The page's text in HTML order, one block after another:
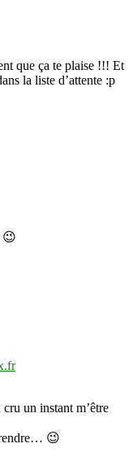
que ça te plaise !!! Et
la liste d’attente :p
😉
un instant m’être
😉